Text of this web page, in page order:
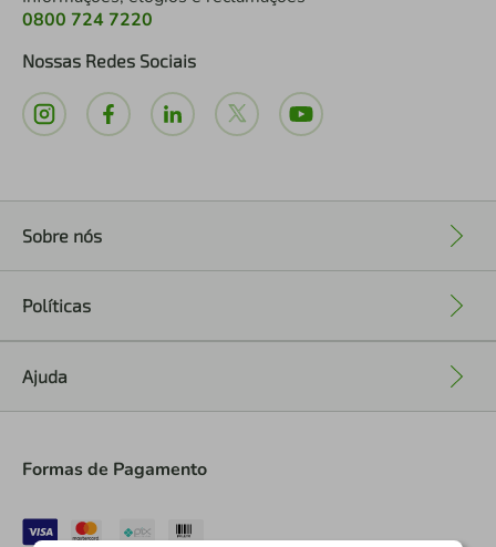
0800 724 7220
Nossas Redes Sociais
Sobre nós
Políticas
Ajuda
Formas de Pagamento